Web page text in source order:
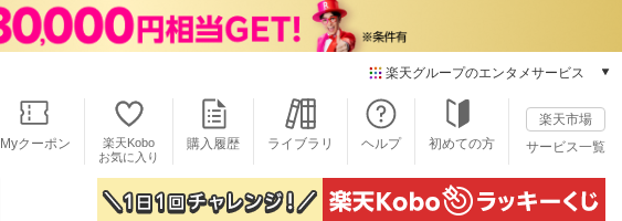
楽天グループのエンタメサービス
本/ゲーム/CD/DVD
楽天ブックス
電子書籍
楽天Kobo
雑誌読み放題
Myクーポン
楽天Kobo
お気に入り
購入履歴 ライブラリ ヘルプ 初めての方
楽天市場
サービス一覧